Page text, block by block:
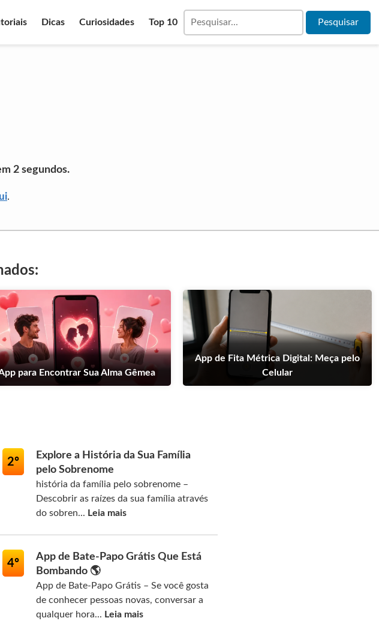
Dicas Curiosidades Top 10
1 segundos.
.
para Encontrar Sua Alma Gêmea
App de Fita Métrica Digital: Meça pelo
Celular
2º
Explore a História da Sua Família
pelo Sobrenome
história da família pelo sobrenome –
Descobrir as raízes da sua família através
do sobren... Leia mais
4º
App de Bate-Papo Grátis Que Está
Bombando 🌎
App de Bate-Papo Grátis – Se você gosta
de conhecer pessoas novas, conversar a
qualquer hora... Leia mais